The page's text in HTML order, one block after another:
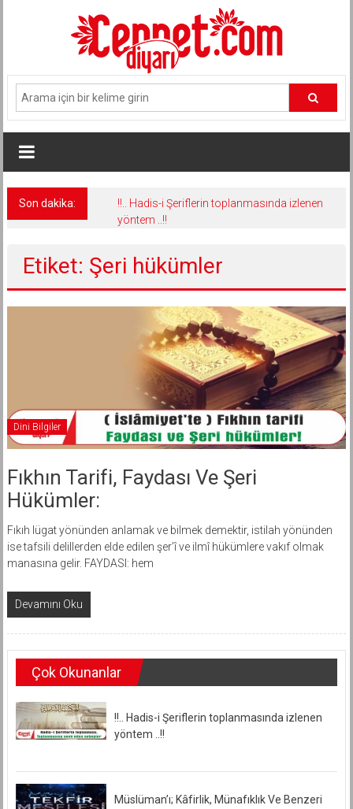
Son dakika:
!!.. Hadis-i Şeriflerin toplanmasında izlenen
yöntem ..!!
Etiket: Şeri hükümler
Dini Bilgiler
Fıkhın Tarifi, Faydası Ve Şeri
Hükümler:
Fıkıh lügat yönünden anlamak ve bilmek demektir, istilah yönünden
ise tafsili delillerden elde edilen şer’î ve ilmî hükümlere vakıf olmak
manasına gelir. FAYDASI: hem
Devamını Oku
Çok Okunanlar
!!.. Hadis-i Şeriflerin toplanmasında izlenen
yöntem ..!!
Müslüman’ı; Kâfirlik, Münafıklık Ve Benzeri